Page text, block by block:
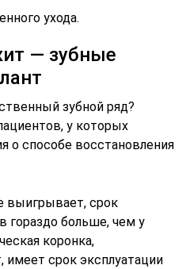
ухода.
— зубные
зубной ряд?
у которых
о способе восстановления
выигрывает, срок
гораздо больше, чем у
коронка,
имеет срок эксплуатации